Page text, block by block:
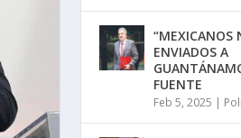
“MEXICANOS
ENVIADOS A
FUENTE
Feb 5, 2025 |